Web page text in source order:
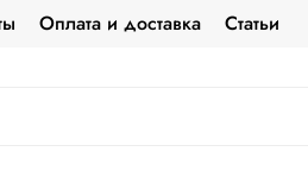
Оплата и доставка Статьи